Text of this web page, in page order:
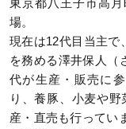
東京都八王子市高
場。
現在は12代目当主で
を務める澤井保人（
代が生産・販売に
り、養豚、小麦や
産・直売も行ってい